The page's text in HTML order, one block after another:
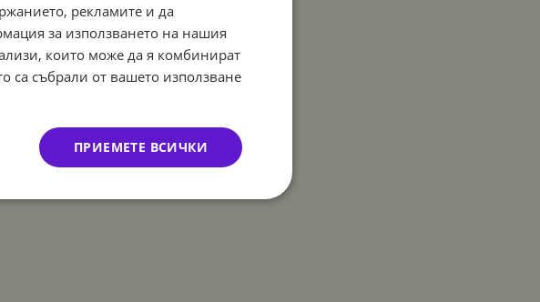
рекламите и да
за използването на нашия
които може да я комбинират
са събрали от вашето използване
ПРИЕМЕТЕ ВСИЧКИ